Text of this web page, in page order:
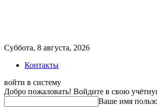
Суббота, 8 августа, 2026
Контакты
войти в систему
Добро пожаловать! Войдите в свою
Ваше имя